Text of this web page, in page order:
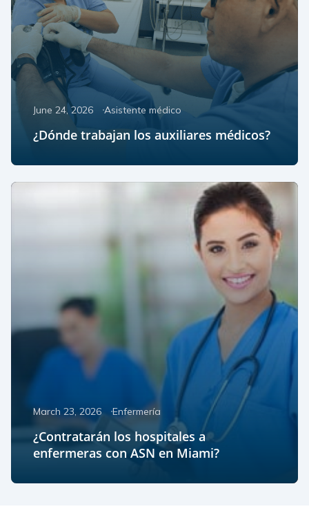
June 24, 2026 Asistente médico
¿Dónde trabajan los auxiliares médicos?
March 23, 2026 Enfermería
¿Contratarán los hospitales a
enfermeras con ASN en Miami?